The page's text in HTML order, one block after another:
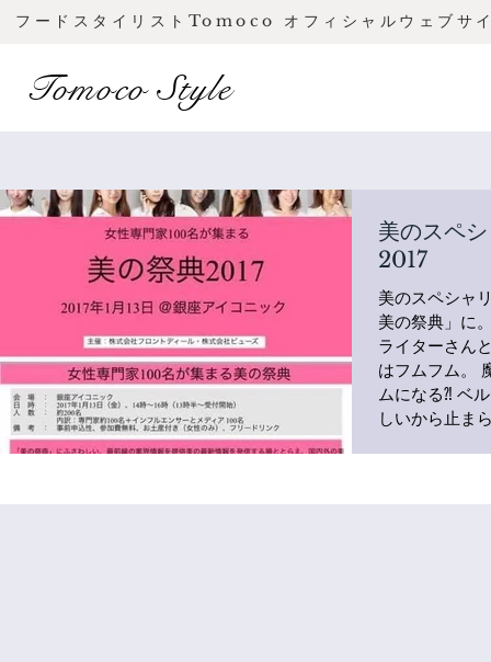
フードスタイリストTomoco オフィシャルウェブサ
Tomoco Style
美のスペシャ
2017
美のスペシャ
美の祭典」に。 久しぶりのフードチームの再会
ライターさん
はフムフム。
ムになる⁈ ベ
しいから止ま